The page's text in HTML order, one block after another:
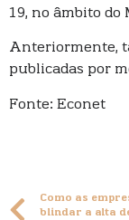
19, no âmbito
Anteriormente,
publicadas por
Fonte: Econet
Como as
blindar a alta